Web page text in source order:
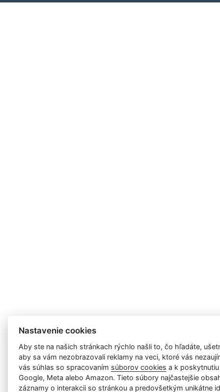
Nastavenie cookies
Aby ste na našich stránkach rýchlo našli to, čo hľadáte,
aby sa vám nezobrazovali reklamy na veci, ktoré vás
vás súhlas so spracovaním súborov cookies a k
Google, Meta alebo Amazon. Tieto súbory najčastejšie
záznamy o interakcii so stránkou a predovšetkým unikátne